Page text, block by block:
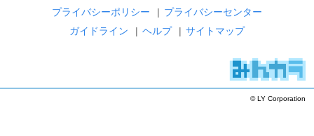
プライバシーポリシー
| プライバシーセンター
ガイドライン
| ヘルプ | サイトマップ
© LY Corporation